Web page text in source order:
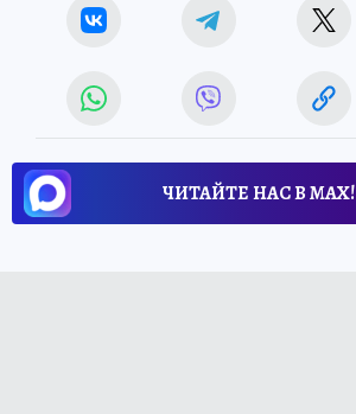
ЧИТАЙТЕ НАС В МАХ!